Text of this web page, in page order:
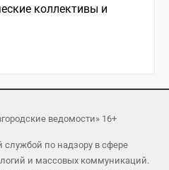
коллективы и
ведомости» 16+
службой по надзору в сфере
и массовых коммуникаций.